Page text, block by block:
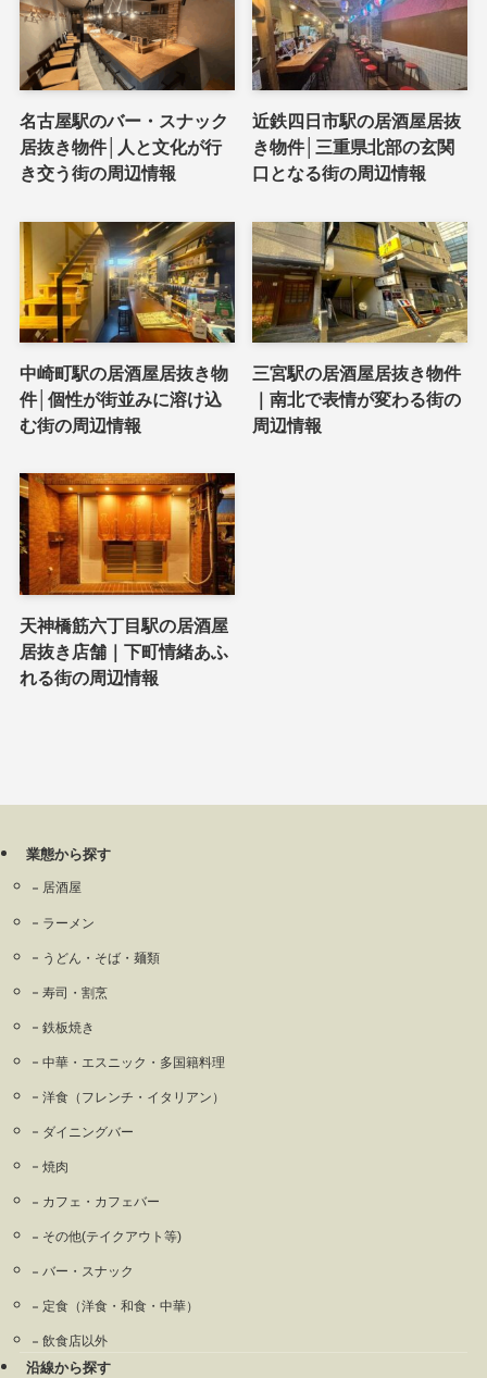
名古屋駅のバー・スナック
居抜き物件│人と文化が行
き交う街の周辺情報
近鉄四日市駅の居酒屋居抜
き物件│三重県北部の玄関
口となる街の周辺情報
中崎町駅の居酒屋居抜き物
件│個性が街並みに溶け込
む街の周辺情報
三宮駅の居酒屋居抜き物件
｜南北で表情が変わる街の
周辺情報
天神橋筋六丁目駅の居酒屋
居抜き店舗｜下町情緒あふ
れる街の周辺情報
業態から探す
居酒屋
ラーメン
うどん・そば・麺類
寿司・割烹
鉄板焼き
中華・エスニック・多国籍料理
洋食（フレンチ・イタリアン）
ダイニングバー
焼肉
カフェ・カフェバー
その他(テイクアウト等)
バー・スナック
定食（洋食・和食・中華）
飲食店以外
沿線から探す